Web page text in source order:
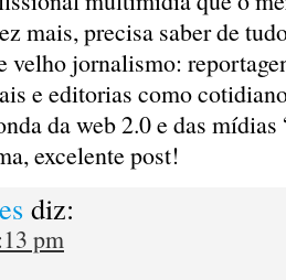
mais, precisa saber de
velho jornalismo:
e editorias como
da web 2.0 e das mídias
excelente post!
diz:
pm